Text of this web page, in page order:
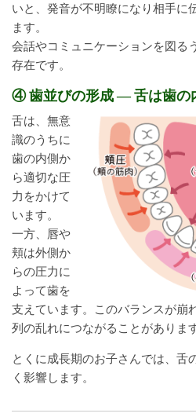
いと、発音が不明瞭になり相手に
ます。
会話やコミュニケーションを図る
存在です。
④ 歯並びの形成 ― 舌は歯の
舌は、無意
識のうちに
歯の内側か
ら適切な圧
力をかけて
います。
一方、唇や
頬は外側か
らの圧力に
よって歯を
支えています。このバランスが崩
列の乱れにつながることがあります
とくに成長期のお子さんでは、舌
く影響します。